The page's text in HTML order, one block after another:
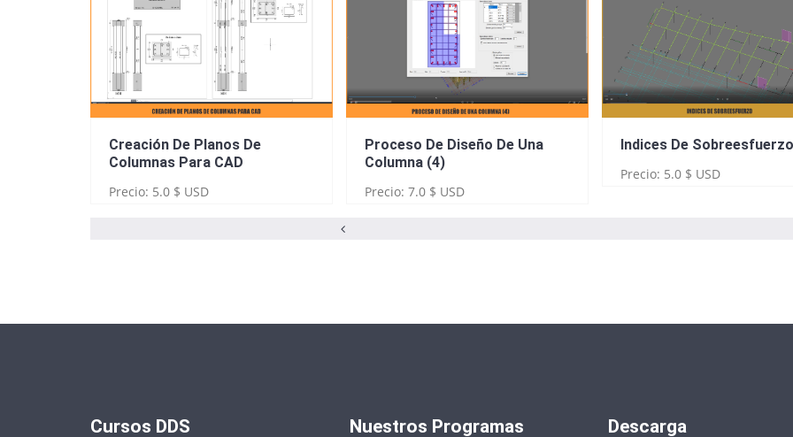
Creación De Planos De
Columnas Para CAD
Precio: 5.0 $ USD
Proceso De Diseño De Una
Columna (4)
Precio: 7.0 $ USD
Indices De Sobreesfuerzo
Precio: 5.0 $ USD
Cursos DDS Nuestros Programas Descarga